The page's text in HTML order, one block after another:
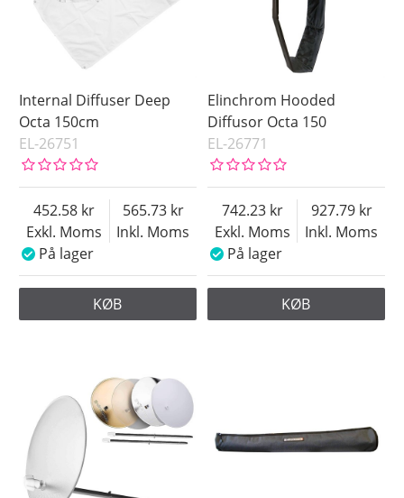
Internal Diffuser Deep
Octa 150cm
EL-26751
Exkl. Moms
452.58
Inkl. Moms
565.73
På lager
KØB
Elinchrom Hooded
Diffusor Octa 150
EL-26771
Exkl. Moms
742.23
Inkl. Moms
927.79
På lager
KØB